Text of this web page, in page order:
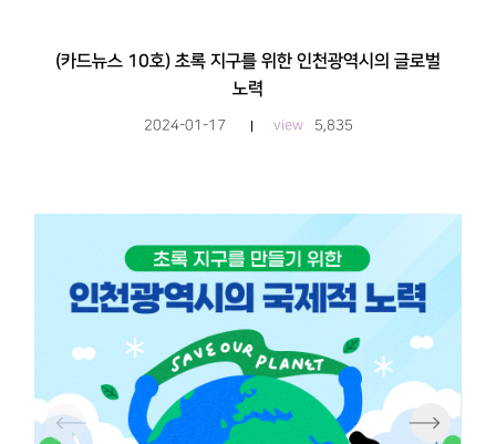
(카드뉴스 10호) 초록 지구를 위한 인천광역시의 글로벌
노력
2024-01-17 view 5,835